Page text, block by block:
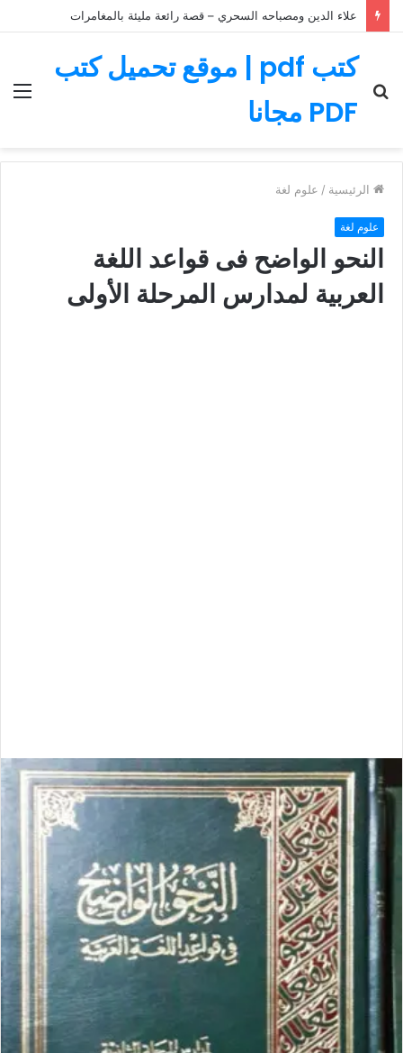
علاء الدين ومصباحه السحري – قصة رائعة مليئة بالمغامرات
كتب pdf | موقع تحميل كتب
PDF مجاناعن
الرئيسية / علوم لغة
علوم لغة
النحو الواضح فى قواعد اللغة
العربية لمدارس المرحلة الأولى